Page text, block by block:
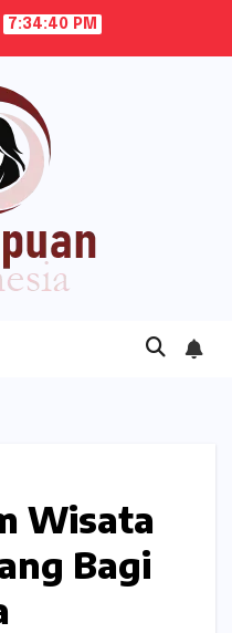
7:34:41 PM
Wisata
Bagi